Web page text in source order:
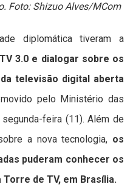
Foto: Shizuo Alves/MCom
diplomática tiveram a
3.0 e dialogar sobre os
televisão digital aberta
pelo Ministério das
feira (11). Além de
a nova tecnologia, os
puderam conhecer os
de TV, em Brasília.